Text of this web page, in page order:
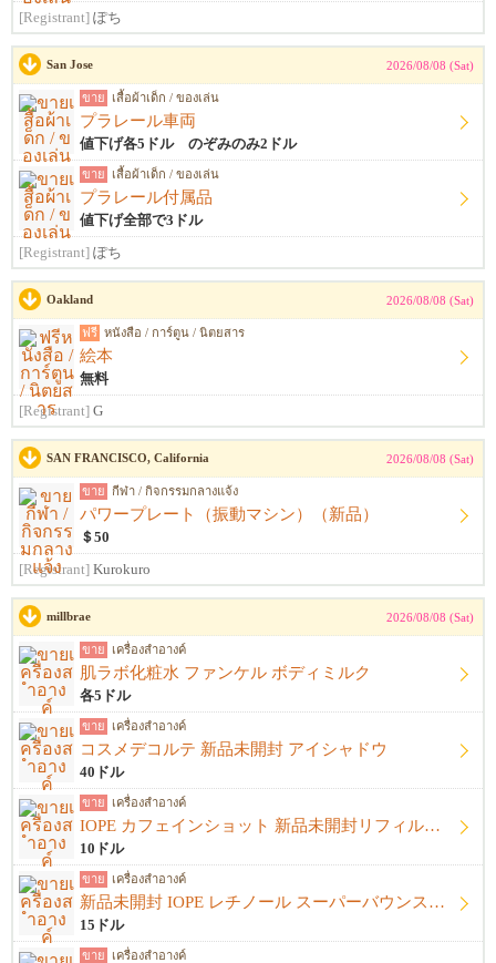
[Registrant] ぽち
San Jose 2026/08/08 (Sat)
ขาย เสื้อผ้าเด็ก / ของเล่น
プラレール車両
値下げ各5ドル のぞみのみ2ドル
ขาย เสื้อผ้าเด็ก / ของเล่น
プラレール付属品
値下げ全部で3ドル
[Registrant] ぽち
Oakland 2026/08/08 (Sat)
ฟรี หนังสือ / การ์ตูน / นิตยสาร
絵本
無料
[Registrant] G
SAN FRANCISCO, California 2026/08/08 (Sat)
ขาย กีฬา / กิจกรรมกลางแจ้ง
パワープレート（振動マシン）（新品）
＄50
[Registrant] Kurokuro
millbrae 2026/08/08 (Sat)
ขาย เครื่องสำอางค์
肌ラボ化粧水 ファンケル ボディミルク
各5ドル
ขาย เครื่องสำอางค์
コスメデコルテ 新品未開封 アイシャドウ
40ドル
ขาย เครื่องสำอางค์
IOPE カフェインショット 新品未開封リフィル＋開封済み本体
10ドル
ขาย เครื่องสำอางค์
新品未開封 IOPE レチノール スーパーバウンスセラム1%
15ドル
ขาย เครื่องสำอางค์